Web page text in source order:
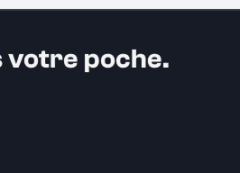
votre poche.